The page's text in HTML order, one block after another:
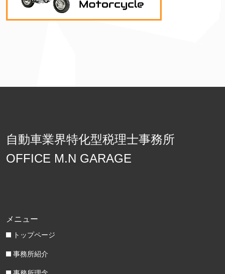
自動車業界特化型税理士事務所
OFFICE M.N GARAGE
メニュー
トップページ
事務所紹介